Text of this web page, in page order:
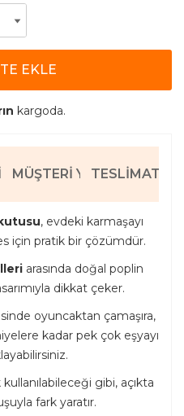
EKLE
kargoda.
MÜŞTERI YORUMLARI
TESLIMAT
, evdeki karmaşayı
için pratik bir çözümdür.
arasında doğal poplin
dikkat çeker.
oyuncaktan çamaşıra,
kadar pek çok eşyayı
gibi, açıkta
fark yaratır.